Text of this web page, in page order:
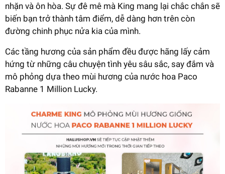
nhặn và ôn hòa. Sự đê mê mà King mang lại chắc chắn sẽ
biến bạn trở thành tâm điểm, dễ dàng hơn trên còn
đường chinh phục nửa kia của mình.
Các tầng hương của sản phẩm đều được hãng lấy cảm
hứng từ những câu chuyện tình yêu sâu sắc, say đắm và
mô phỏng dựa theo mùi hương của nước hoa Paco
Rabanne 1 Million Lucky.